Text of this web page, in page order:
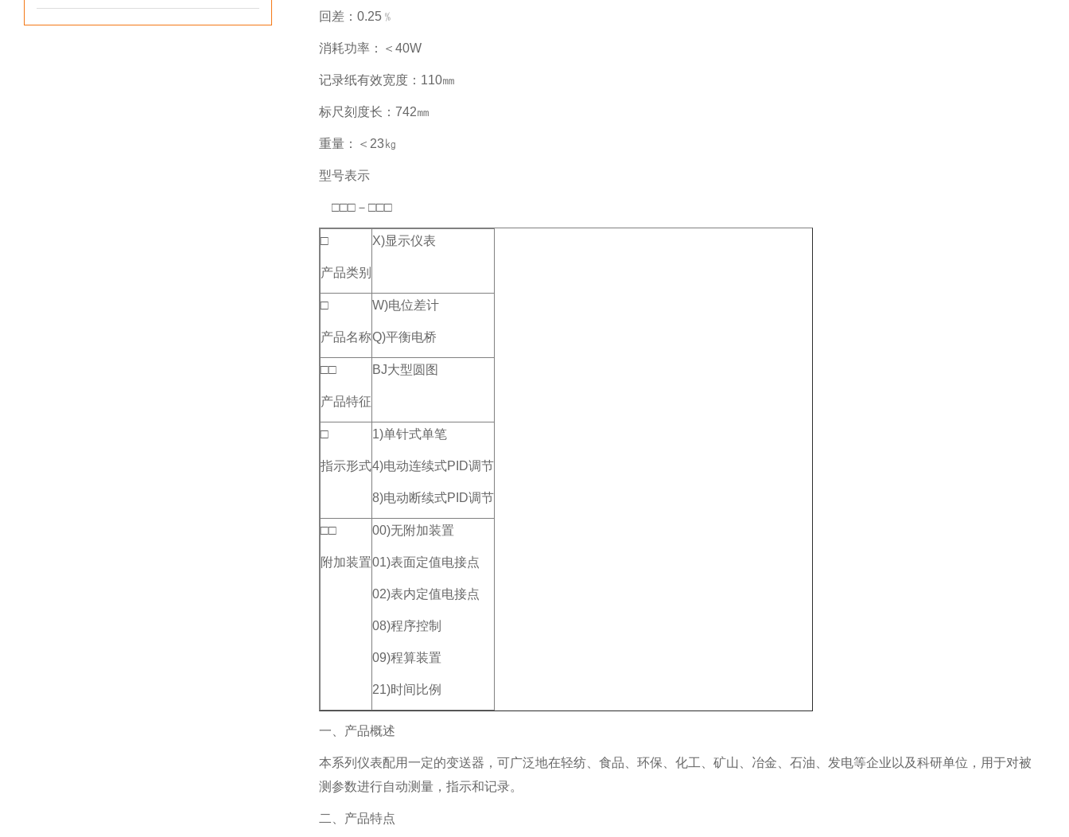
回差：0.25﹪
消耗功率：＜40W
记录纸有效宽度：110㎜
标尺刻度长：742㎜
重量：＜23㎏
型号表示
□□□－□□□
□
产品类别
X)显示仪表
□
产品名称
W)电位差计
Q)平衡电桥
□□
产品特征
BJ大型圆图
□
指示形式
1)单针式单笔
4)电动连续式PID调节
8)电动断续式PID调节
□□
附加装置
00)无附加装置
01)表面定值电接点
02)表内定值电接点
08)程序控制
09)程算装置
21)时间比例
一、产品概述
本系列仪表配用一定的变送器，可广泛地在轻纺、食品、环保、化工、矿山、冶金、石油、发电等企业以及科研单位，用于对被
测参数进行自动测量，指示和记录。
二、产品特点